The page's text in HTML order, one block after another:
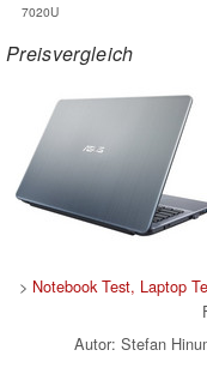
7020U
Preisvergleich
> Notebook Test, Laptop
Autor: Stefan